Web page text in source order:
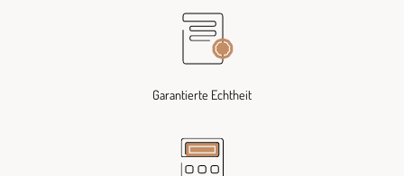
Garantierte Echtheit